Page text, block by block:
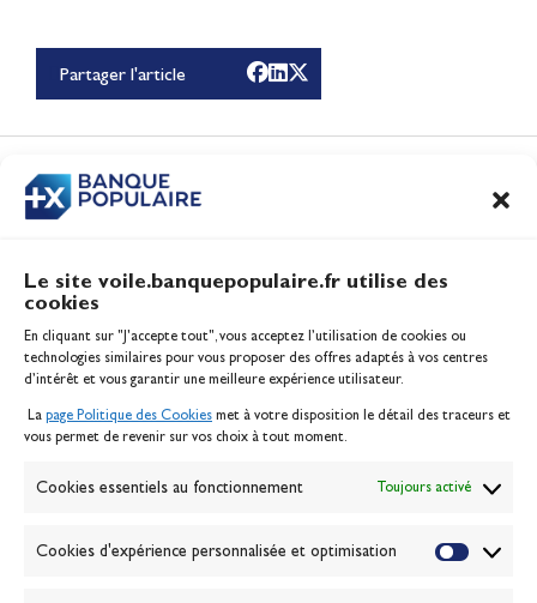
Le site voile.banquepopulaire.fr utilise des
cookies
En cliquant sur "J'accepte tout", vous acceptez l’utilisation de cookies ou
technologies similaires pour vous proposer des offres adaptés à vos centres
d’intérêt et vous garantir une meilleure expérience utilisateur.
La page Politique des Cookies met à votre disposition le détail des traceurs et
vous permet de revenir sur vos choix à tout moment.
Cookies essentiels au fonctionnement Toujours activé
Cookies d'expérience personnalisée et optimisation
Partager l'article
CONTENUS
d'eau des Jeux
Olympiques 2028
Inscription serveur média
Contact
Politique des cookies
Banque de la voile
Passion Voile TV